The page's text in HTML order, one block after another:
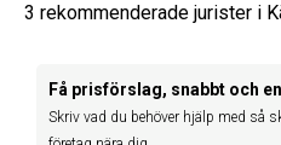
3 rekommenderade jurister i
Få prisförslag, snabbt och
Skriv vad du behöver hjälp med så